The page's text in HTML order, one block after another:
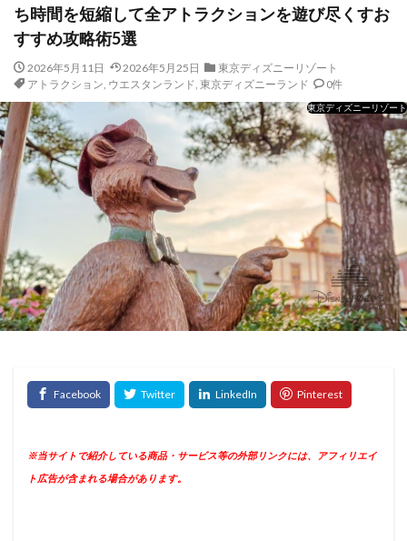
ち時間を短縮して全アトラクションを遊び尽くすお
すすめ攻略術5選
2026年5月11日 2026年5月25日
東京ディズニーリゾート
アトラクション, ウエスタンランド, 東京ディズニーランド 0件
東京ディズニーリゾート
※当サイトで紹介している商品・サービス等の外部リンクには、アフィリエイ
ト広告が含まれる場合があります。